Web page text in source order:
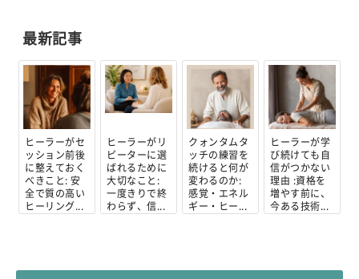
最新記事
ヒーラーがセ
ッション前後
に整えておく
べきこと: 安
全で質の高い
ヒーリング...
ヒーラーがリ
ピーターに選
ばれるために
大切なこと:
一度きりで終
わらず、信...
クォンタムタ
ッチの練習を
続けると何が
変わるのか:
感覚・エネル
ギー・ヒー...
ヒーラーが学
び続けても自
信がつかない
理由 :資格を
増やす前に、
今ある技術...